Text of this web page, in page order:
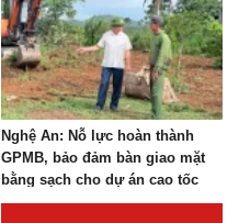
Nghệ An: Nỗ lực hoàn thành
GPMB, bảo đảm bàn giao mặt
bằng sạch cho dự án cao tốc
Vinh - Thanh Thủy